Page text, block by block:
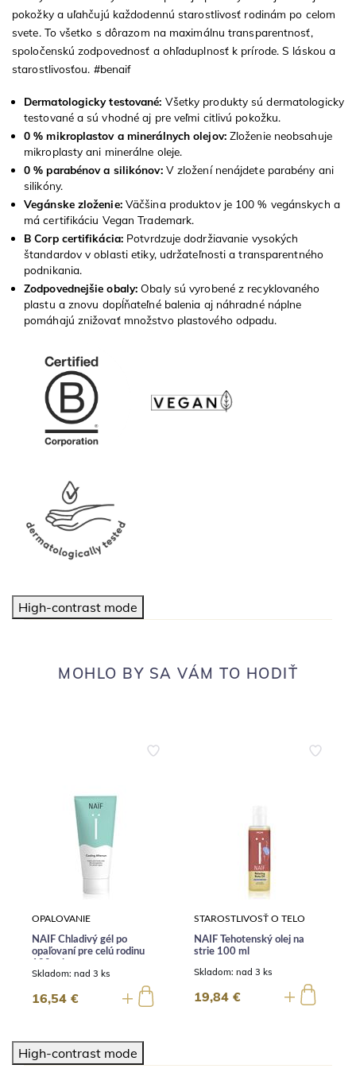
pokožky a uľahčujú každodennú starostlivosť rodinám po celom
svete. To všetko s dôrazom na maximálnu transparentnosť,
spoločenskú zodpovednosť a ohľaduplnosť k prírode. S láskou a
starostlivosťou. #benaif
Dermatologicky testované: Všetky produkty sú dermatologicky
testované a sú vhodné aj pre veľmi citlivú pokožku.
0 % mikroplastov a minerálnych olejov:Zloženie neobsahuje
mikroplasty ani minerálne oleje.
0 % parabénov a silikónov:V zložení nenájdete parabény ani
silikóny.
Vegánske zloženie:Väčšina produktov je 100 % vegánskych a
má certifikáciu Vegan Trademark.
B Corp certifikácia: Potvrdzuje dodržiavanie vysokých
štandardov v oblasti etiky, udržateľnosti a transparentného
podnikania.
Zodpovednejšie obaly: Obaly sú vyrobené z recyklovaného
plastu a znovu dopĺňateľné balenia aj náhradné náplne
pomáhajú znižovať množstvo plastového odpadu.
High-contrast mode
MOHLO BY SA VÁM TO HODIŤ
OPALOVANIE
NAÏF Chladivý gél po
opaľovaní pre celú rodinu
Skladom: nad 3 ks
16,54 €
STAROSTLIVOSŤ O TELO
NAÏF Tehotenský olej na
strie 100 ml
Skladom: nad 3 ks
19,84 €
High-contrast mode